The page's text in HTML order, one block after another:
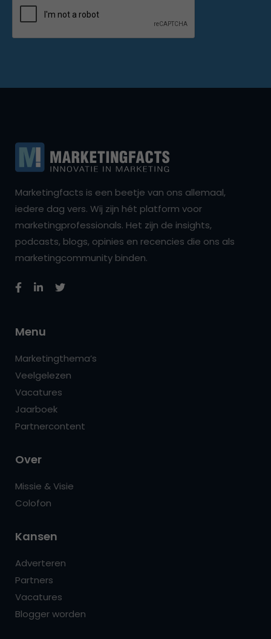
Marketingfacts is een beetje van ons allemaal,
iedere dag vers. Wij zijn hét platform voor
marketingprofessionals. Het zijn de insights,
podcasts, blogs, opinies en recencies die ons als
marketingcommunity binden.
Menu
Marketingthema’s
Veelgelezen
Vacatures
Jaarboek
Partnercontent
Over
Missie & Visie
Colofon
Kansen
Adverteren
Partners
Vacatures
Blogger worden